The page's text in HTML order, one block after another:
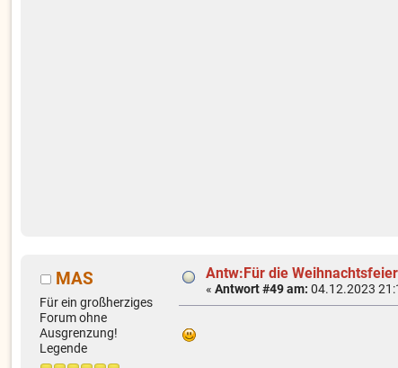
MAS
Für ein großherziges
Forum ohne
Ausgrenzung!
Legende
Antw:Für die
«Antwort #49 am: 04.12.2023